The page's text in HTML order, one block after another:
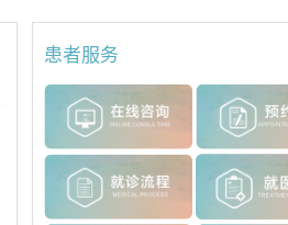
患者服务